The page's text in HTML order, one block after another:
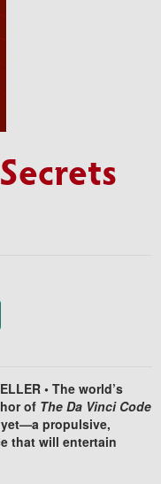
• The world’s
of The Da Vinci Code
propulsive,
that will entertain